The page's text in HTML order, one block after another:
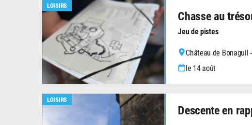
LOISIRS
Chasse au
Jeu de pistes
Château de Bonaguil
le 14 août
LOISIRS
Descente en